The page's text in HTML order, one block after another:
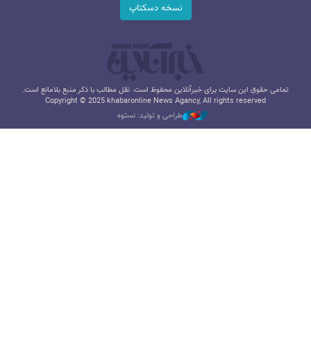
نسخه دسکتاپ
تمامی حقوق این سایت برای خبرآنلاین محفوظ است. نقل مطالب با ذکر منبع بلامانع است.
Copyright © 2025 khabaronline News Agancy, All rights reserved
طراحی و تولید: نستوه